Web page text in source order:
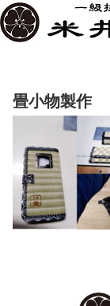
畳小物製作